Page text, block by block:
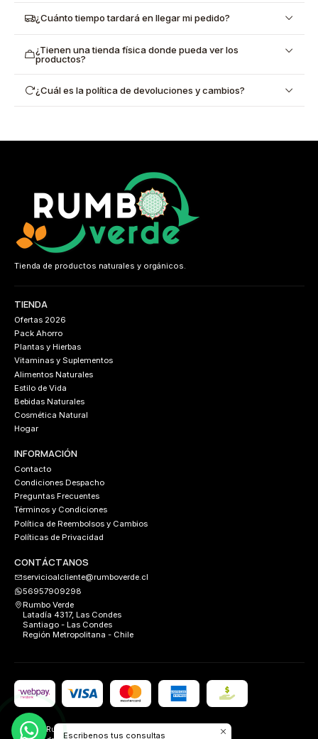
¿Cuánto tiempo tardará en llegar mi pedido?
¿Tienen una tienda física donde pueda ver los
productos?
¿Cuál es la política de devoluciones y cambios?
Tienda de productos naturales y orgánicos.
TIENDA
Ofertas 2026
Pack Ahorro
Plantas y Hierbas
Vitaminas y Suplementos
Alimentos Naturales
Estilo de Vida
Bebidas Naturales
Cosmética Natural
Hogar
INFORMACIÓN
Contacto
Condiciones Despacho
Preguntas Frecuentes
Términos y Condiciones
Política de Reembolsos y Cambios
Políticas de Privacidad
CONTÁCTANOS
servicioalcliente@rumboverde.cl
56957909298
Rumbo Verde
Latadía 4317, Las Condes
Santiago - Las Condes
Región Metropolitana - Chile
2026 Rumbo Verde.
Escribenos tus consultas